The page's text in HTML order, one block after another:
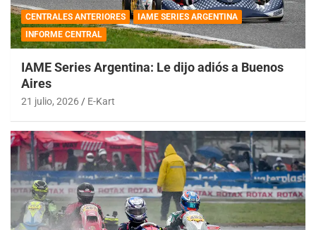
CENTRALES ANTERIORES
IAME SERIES ARGENTINA
INFORME CENTRAL
IAME Series Argentina: Le dijo adiós a Buenos
Aires
21 julio, 2026 E-Kart